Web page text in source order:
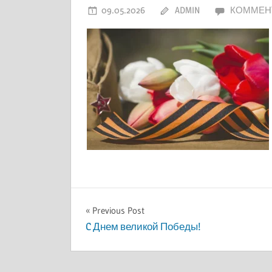
области
09.05.2026 ADMIN
Навигация
по
Previous Post
C Днем великой Победы!